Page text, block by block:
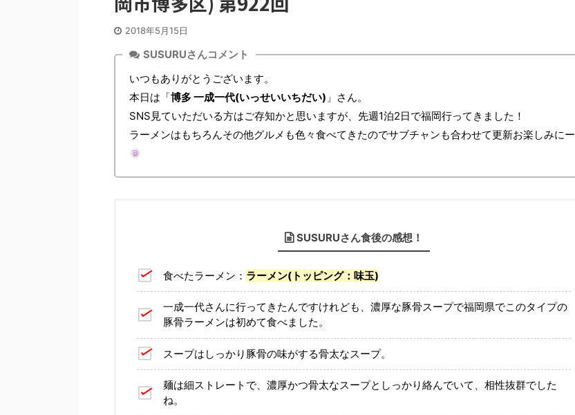
2018年5月15日
SUSURUさんコメント
いつもありがとうございます。
本日は「博多 一成一代(いっせいいちだい) 」さん。
SNS見ていただいる方はご存知かと思いますが、先週1泊2日で福岡行ってきました！
ラーメンはもちろんその他グルメも色々食べてきたのでサブチャンも合わせて更新お楽しみにー
SUSURUさん食後の感想！
食べたラーメン： ラーメン(トッピング：味玉)
一成一代さんに行ってきたんですけれども、濃厚な豚骨スープで福岡県でこのタイプの
豚骨ラーメンは初めて食べました。
スープはしっかり豚骨の味がする骨太なスープ。
麺は細ストレートで、濃厚かつ骨太なスープとしっかり絡んでいて、相性抜群でした
ね。